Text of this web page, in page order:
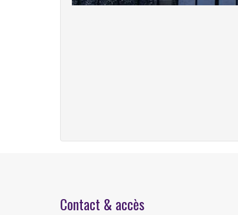
Contact & accès